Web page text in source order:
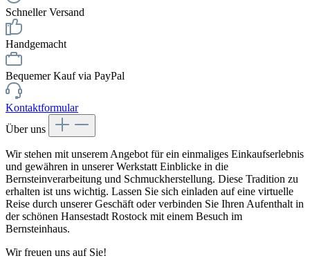
Schneller Versand
Handgemacht
Bequemer Kauf via PayPal
Kontaktformular
Über uns
Wir stehen mit unserem Angebot für ein einmaliges Einkaufserlebnis
und gewähren in unserer Werkstatt Einblicke in die
Bernsteinverarbeitung und Schmuckherstellung. Diese Tradition zu
erhalten ist uns wichtig. Lassen Sie sich einladen auf eine virtuelle
Reise durch unserer Geschäft oder verbinden Sie Ihren Aufenthalt in
der schönen Hansestadt Rostock mit einem Besuch im
Bernsteinhaus.
Wir freuen uns auf Sie!